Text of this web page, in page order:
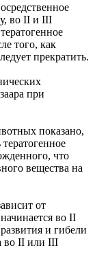
во II и III
того, как
прекратить.
при
показано,
что
вещества на
от
во II
и гибели
во II или III